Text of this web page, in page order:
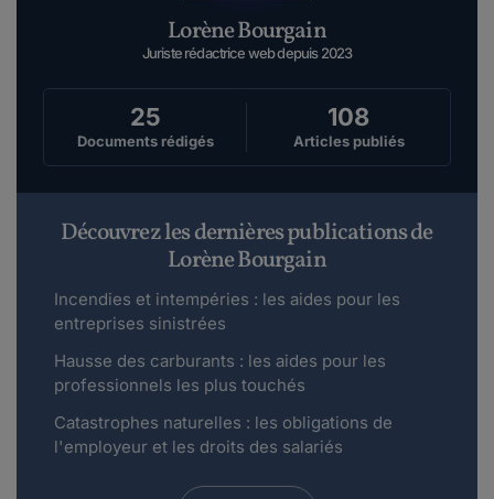
Lorène Bourgain
Juriste rédactrice web depuis 2023
25
Documents rédigés
108
Articles publiés
Découvrez les dernières publications de
Lorène Bourgain
Incendies et intempéries : les aides pour les
entreprises sinistrées
Hausse des carburants : les aides pour les
professionnels les plus touchés
Catastrophes naturelles : les obligations de
l'employeur et les droits des salariés